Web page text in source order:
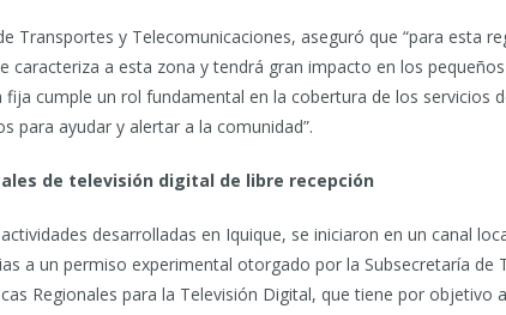
Transportes y Telecomunicaciones, aseguró que “para esta
caracteriza a esta zona y tendrá gran impacto en los
cumple un rol fundamental en la cobertura de los servicios
para ayudar y alertar a la comunidad”.
de televisión digital de libre recepción
desarrolladas en Iquique, se iniciaron en un canal
a un permiso experimental otorgado por la Subsecretaría
Regionales para la Televisión Digital, que tiene por